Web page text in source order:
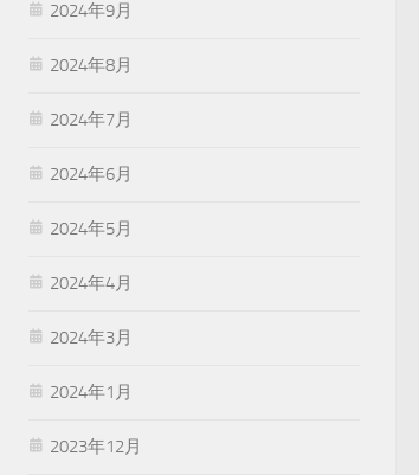
2024年9月
2024年8月
2024年7月
2024年6月
2024年5月
2024年4月
2024年3月
2024年1月
2023年12月